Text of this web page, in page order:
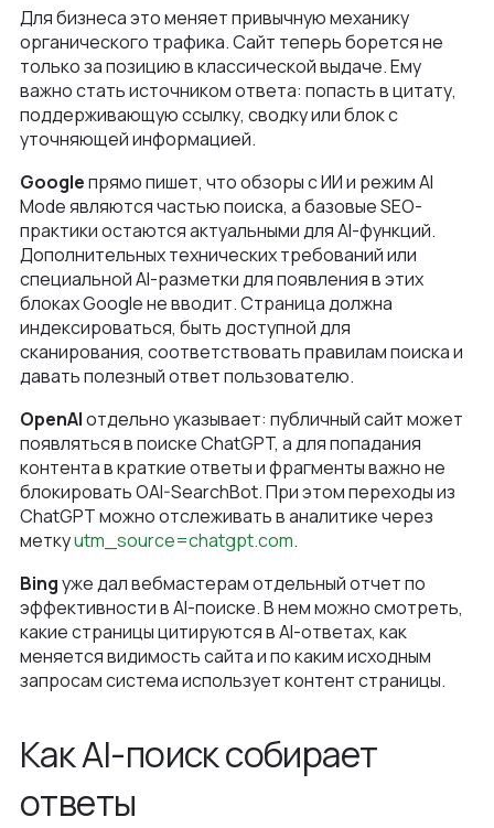
Отзывы
Контакты
Платформа e-commerce на Laravel
Разработка на 1С‑Битрикс
Разработка конфигураторов
Ритейл
Телеком
+375 (29) 32-78-146
info@nineseven.ru
Минск, Тимирязева 72/1
Москва, 2-я Тверская-Ямская 18, помещ.
Для бизнеса это меняет привычную механику
органического трафика. Сайт теперь борется не
только за позицию в классической выдаче. Ему
важно стать источником ответа: попасть в цитату,
поддерживающую ссылку, сводку или блок с
уточняющей информацией.
Googleпрямо пишет, что обзоры с ИИ и режим AI
Mode являются частью поиска, а базовые SEO-
практики остаются актуальными для AI-функций.
Дополнительных технических требований или
специальной AI-разметки для появления в этих
блоках Google не вводит. Страница должна
индексироваться, быть доступной для
сканирования, соответствовать правилам поиска и
давать полезный ответ пользователю.
OpenAIотдельно указывает: публичный сайт может
появляться в поиске ChatGPT, а для попадания
контента в краткие ответы и фрагменты важно не
блокировать OAI-SearchBot. При этом переходы из
ChatGPT можно отслеживать в аналитике через
меткуutm_source=chatgpt.com.
Bingуже дал вебмастерам отдельный отчет по
эффективности в AI-поиске. В нем можно смотреть,
какие страницы цитируются в AI-ответах, как
меняется видимость сайта и по каким исходным
запросам система использует контент страницы.
Как AI-поиск собирает
ответы